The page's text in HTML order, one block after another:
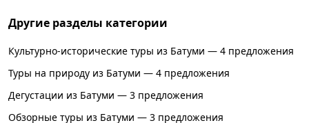
Другие разделы категории
Культурно-исторические туры из Батуми — 4 предложения
Туры на природу из Батуми — 4 предложения
Дегустации из Батуми — 3 предложения
Обзорные туры из Батуми — 3 предложения